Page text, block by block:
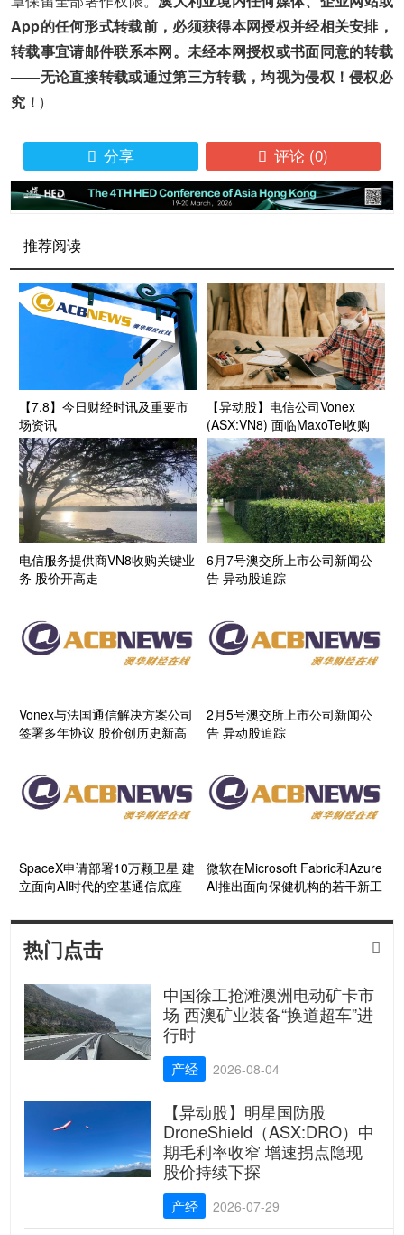
App的任何形式转载前，必须获得本网授权并经相关安排，
转载事宜请邮件联系本网。未经本网授权或书面同意的转载
——无论直接转载或通过第三方转载，均视为侵权！侵权必
究！)
 分享  评论 (0)
推荐阅读
【7.8】今日财经时讯及重要市
场资讯
【异动股】电信公司Vonex
(ASX:VN8) 面临MaxoTel收购
股价暴涨94.44%
电信服务提供商VN8收购关键业
务 股价开高走
6月7号澳交所上市公司新闻公
告 异动股追踪
Vonex与法国通信解决方案公司
签署多年协议 股价创历史新高
2月5号澳交所上市公司新闻公
告 异动股追踪
SpaceX申请部署10万颗卫星 建
立面向AI时代的空基通信底座
微软在Microsoft Fabric和Azure
AI推出面向保健机构的若干新工
热门点击 
中国徐工抢滩澳洲电动矿卡市
场 西澳矿业装备“换道超车”进
行时
产经 2026-08-04
【异动股】明星国防股
DroneShield（ASX:DRO）中
期毛利率收窄 增速拐点隐现
股价持续下探
产经 2026-07-29